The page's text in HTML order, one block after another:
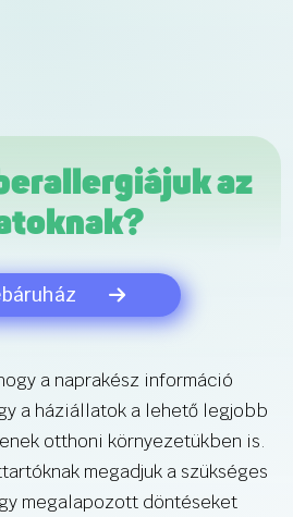
az
a naprakész információ
a háziállatok a lehető legjobb
otthoni környezetükben is.
megadjuk a szükséges
megalapozott döntéseket